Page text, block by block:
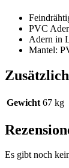
PVC
Adern in
Mantel:
Gewicht 67 kg
Es gibt noch